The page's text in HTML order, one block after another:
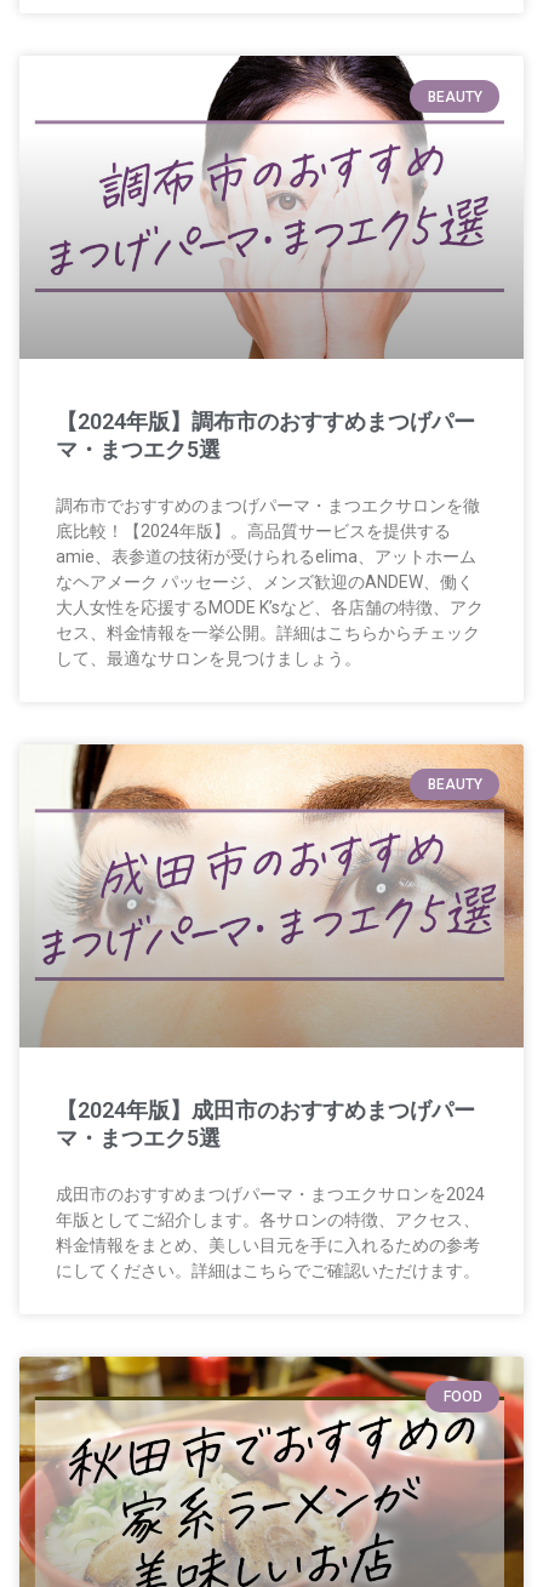
BEAUTY
【2024年版】調布市のおすすめまつげパー
マ・まつエク5選
調布市でおすすめのまつげパーマ・まつエクサロンを徹
底比較！【2024年版】。高品質サービスを提供する
amie、表参道の技術が受けられるelima、アットホーム
なヘアメーク パッセージ、メンズ歓迎のANDEW、働く
大人女性を応援するMODE K’sなど、各店舗の特徴、アク
セス、料金情報を一挙公開。詳細はこちらからチェック
して、最適なサロンを見つけましょう。
BEAUTY
【2024年版】成田市のおすすめまつげパー
マ・まつエク5選
成田市のおすすめまつげパーマ・まつエクサロンを2024
年版としてご紹介します。各サロンの特徴、アクセス、
料金情報をまとめ、美しい目元を手に入れるための参考
にしてください。詳細はこちらでご確認いただけます。
FOOD